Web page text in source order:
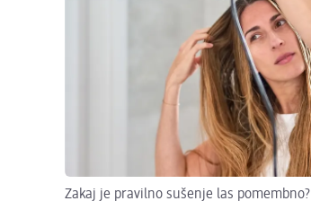
Zakaj je pravilno sušenje las pomembno?